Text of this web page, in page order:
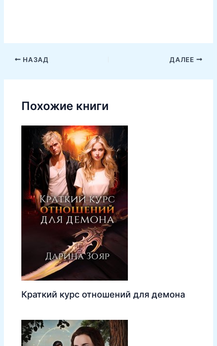
НАЗАД ДАЛЕЕ
Похожие книги
Краткий курс отношений для демона